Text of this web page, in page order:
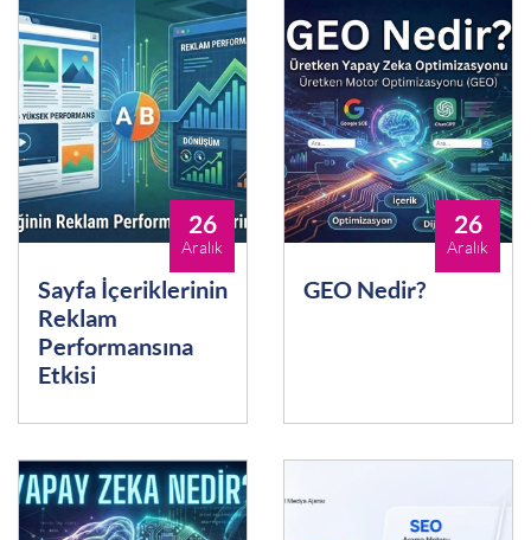
26
Aralık
Sayfa İçeriklerinin
Reklam
Performansına
Etkisi
26
Aralık
GEO Nedir?